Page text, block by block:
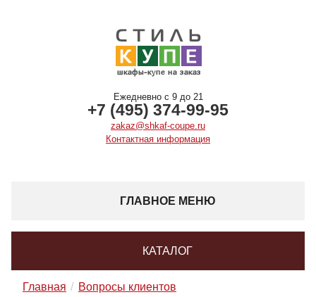
Ежедневно с 9 до 21
+7 (495) 374-99-95
zakaz@shkaf-coupe.ru
Контактная информация
ГЛАВНОЕ МЕНЮ
КАТАЛОГ
Главная
Вопросы клиентов